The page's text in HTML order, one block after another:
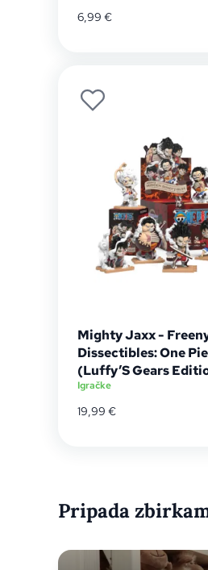
6,99 €
Mighty Jaxx -
Dissectibles: One
(Luffy’S Gears
Igračke
19,99 €
Pripada